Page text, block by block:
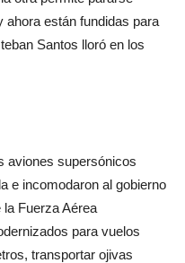
están fundidas para
Santos lloró en los
aviones supersónicos
e incomodaron al gobierno
Fuerza Aérea
para vuelos
transportar ojivas